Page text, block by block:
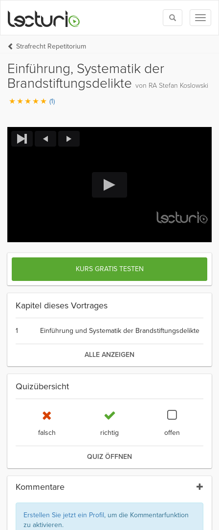
Toggle
search
Strafrecht Repetitorium
Einführung, Systematik der
Brandstiftungsdelikte von RA Stefan Koslowski
(1)
KURS GRATIS TESTEN
Kapitel dieses Vortrages
1 Einführung und Systematik der Brandstiftungsdelikte
ALLE ANZEIGEN
Quizübersicht
falsch richtig offen
QUIZ ÖFFNEN
Kommentare
Erstellen Sie jetzt ein Profil, um die Kommentarfunktion
zu aktivieren.